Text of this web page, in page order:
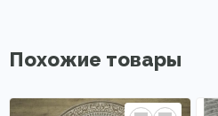
Похожие товары